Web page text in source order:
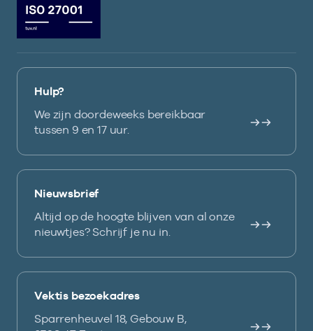
Hulp?
We zijn doordeweeks bereikbaar
tussen 9 en 17 uur.
Nieuwsbrief
Altijd op de hoogte blijven van al onze
nieuwtjes? Schrijf je nu in.
Vektis bezoekadres
Sparrenheuvel 18, Gebouw B,